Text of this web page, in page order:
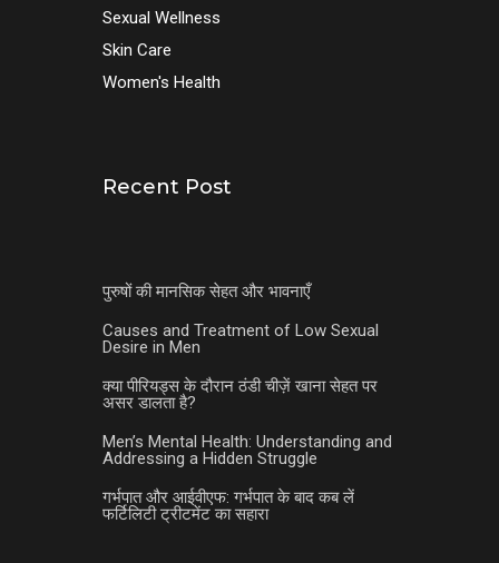
Sexual Wellness
Skin Care
Women's Health
Recent Post
पुरुषों की मानसिक सेहत और भावनाएँ
Causes and Treatment of Low Sexual
Desire in Men
क्या पीरियड्स के दौरान ठंडी चीज़ें खाना सेहत पर
असर डालता है?
Men’s Mental Health: Understanding and
Addressing a Hidden Struggle
गर्भपात और आईवीएफ: गर्भपात के बाद कब लें
फर्टिलिटी ट्रीटमेंट का सहारा